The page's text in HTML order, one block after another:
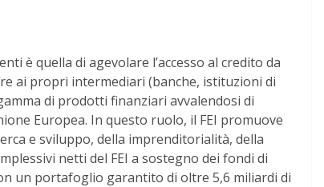
è quella di agevolare l’accesso al credito da
ai propri intermediari (banche, istituzioni di
di prodotti finanziari avvalendosi di
Europea. In questo ruolo, il FEI promuove
e sviluppo, della imprenditorialità, della
netti del FEI a sostegno dei fondi di
un portafoglio garantito di oltre 5,6 miliardi di